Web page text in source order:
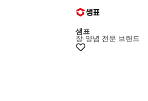
샘표
장·양념 전문 브랜드